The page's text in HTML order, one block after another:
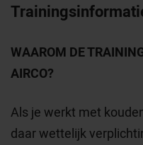
WAAROM DE
AIRCO?
Als je werkt met
daar wettelijk